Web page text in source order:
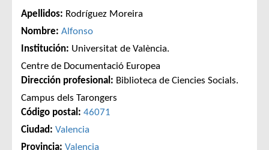
Apellidos: Rodríguez Moreira
Nombre: Alfonso
Institución: Universitat de València.
Centre de Documentació Europea
Dirección profesional: Biblioteca de Ciencies Socials.
Campus dels Tarongers
Código postal: 46071
Ciudad: Valencia
Provincia: Valencia